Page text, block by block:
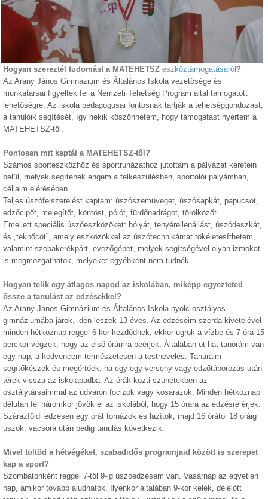
Hogyan szereztél tudomást a MATEHETSZ eszköztámogatásáról?
Az Arany János Gimnázium és Általános Iskola vezetősége és
munkatársai figyeltek fel a Nemzeti Tehetség Program által támogatott
lehetőségre. Az iskola pedagógusai fontosnak tartják a tehetséggondozást,
a tanulóik segítését, így nekik köszönhetem, hogy támogatást nyertem a
MATEHETSZ-től.
Pontosan mit kaptál a MATEHETSZ-től?
Számos sporteszközhöz és sportruházathoz jutottam a pályázat keretein
belül, melyek segítenek engem a felkészülésben, sportolói pályámban,
céljaim elérésében.
Teljes úszófelszerelést kaptam: úszószemüveget, úszósapkát, papucsot,
edzőcipőt, melegítőt, köntöst, pólót, fürdőnadrágot, törölközőt.
Emellett speciális úszóeszközöket: bólyát, tenyérellenállást, úszódeszkát,
és „teknőcöt”, amely eszközökkel az úszótechnikámat tökéletesíthetem,
valamint szobakerékpárt, evezőgépet, melyek segítségével olyan izmokat
is megmozgathatok, melyeket egyébként nem tudnék.
Hogyan telik egy átlagos napod az iskolában, miképp egyezteted
össze a tanulást az edzésekkel?
Az Arany János Gimnázium és Általános Iskola nyolc osztályos
gimnáziumába járok, idén leszek 13 éves. Az edzéseim szerda kivételével
minden hétköznap reggel 6-kor kezdődnek, ekkor ugrok a vízbe és 7 óra 15
perckor végzek, hogy az első órámra beérjek. Általában öt-hat tanórám van
egy nap, a kedvencem természetesen a testnevelés. Tanáraim
segítőkészek és megértőek, ha egy-egy verseny vagy edzőtáborozás után
térek vissza az iskolapadba. Az órák közti szünetekben az
osztálytársaimmal az udvaron focizok vagy kosarazok. Minden hétköznap
délután fél háromkor jövök el az iskolából, hogy 15 órára az edzésre érjek.
Szárazföldi edzésen egy órát tornázok és lazítok, majd 16 órától 18 óráig
úszok, vacsora után pedig tanulás következik.
Mivel töltöd a hétvégéket, szabadidős programjaid között is szerepet
kap a sport?
Szombatonként reggel 7-től 9-ig úszóedzésem van. Vasárnap az egyetlen
nap, amikor tovább aludhatok. Ilyenkor általában 9-kor kelek, délelőtt